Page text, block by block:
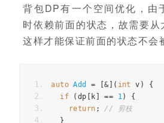
背包DP有一个空间优化，由
时依赖前面的状态，故需要从
这样才能保证前面的状态不会
auto Add = [& ]( int v )
{
if
( dp [ k ] == 1 )
{
return ;
// 剪枝
}